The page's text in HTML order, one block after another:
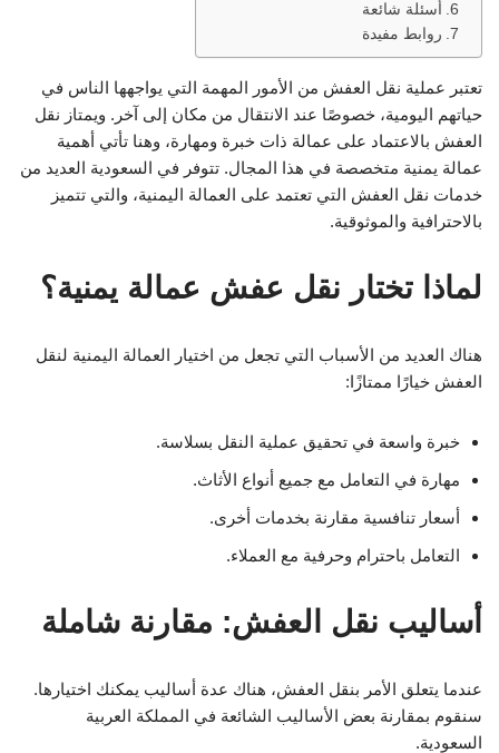
أسئلة شائعة
روابط مفيدة
تعتبر عملية نقل العفش من الأمور المهمة التي يواجهها الناس في
حياتهم اليومية، خصوصًا عند الانتقال من مكان إلى آخر. ويمتاز نقل
العفش بالاعتماد على عمالة ذات خبرة ومهارة، وهنا تأتي أهمية
عمالة يمنية متخصصة في هذا المجال. تتوفر في السعودية العديد من
خدمات نقل العفش التي تعتمد على العمالة اليمنية، والتي تتميز
بالاحترافية والموثوقية.
لماذا تختار نقل عفش عمالة يمنية؟
هناك العديد من الأسباب التي تجعل من اختيار العمالة اليمنية لنقل
العفش خيارًا ممتازًا:
خبرة واسعة في تحقيق عملية النقل بسلاسة.
مهارة في التعامل مع جميع أنواع الأثاث.
أسعار تنافسية مقارنة بخدمات أخرى.
التعامل باحترام وحرفية مع العملاء.
أساليب نقل العفش: مقارنة شاملة
عندما يتعلق الأمر بنقل العفش، هناك عدة أساليب يمكنك اختيارها.
سنقوم بمقارنة بعض الأساليب الشائعة في المملكة العربية
السعودية.